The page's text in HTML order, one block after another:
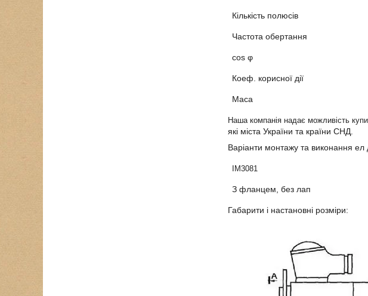
Кількість полюсів
Частота обертання
cosφ
Коеф. корисної дії
Маса
Наша компанія надає можливість
які міста України та країни СНД.
Варіанти монтажу та виконання ел
IM3081
З фланцем, без лап
Габарити і настановні розміри: